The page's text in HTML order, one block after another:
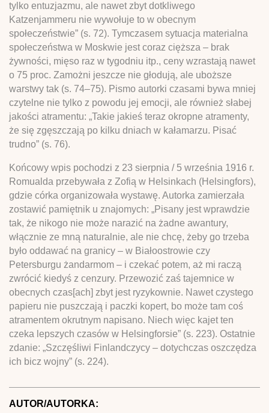
tylko entuzjazmu, ale nawet zbyt dotkliwego
Katzenjammeru nie wywołuje to w obecnym
społeczeństwie” (s. 72). Tymczasem sytuacja materialna
społeczeństwa w Moskwie jest coraz cięższa – brak
żywności, mięso raz w tygodniu itp., ceny wzrastają nawet
o 75 proc. Zamożni jeszcze nie głodują, ale uboższe
warstwy tak (s. 74–75). Pismo autorki czasami bywa mniej
czytelne nie tylko z powodu jej emocji, ale również słabej
jakości atramentu: „Takie jakieś teraz okropne atramenty,
że się zgęszczają po kilku dniach w kałamarzu. Pisać
trudno” (s. 76).
Końcowy wpis pochodzi z 23 sierpnia / 5 września 1916 r.
Romualda przebywała z Zofią w Helsinkach (Helsingfors),
gdzie córka organizowała wystawę. Autorka zamierzała
zostawić pamiętnik u znajomych: „Pisany jest wprawdzie
tak, że nikogo nie może narazić na żadne awantury,
włącznie ze mną naturalnie, ale nie chcę, żeby go trzeba
było oddawać na granicy – w Białoostrowie czy
Petersburgu żandarmom – i czekać potem, aż mi raczą
zwrócić kiedyś z cenzury. Przewozić zaś tajemnice w
obecnych czas[ach] zbyt jest ryzykownie. Nawet czystego
papieru nie puszczają i paczki kopert, bo może tam coś
atramentem okrutnym napisano. Niech więc kajet ten
czeka lepszych czasów w Helsingforsie” (s. 223). Ostatnie
zdanie: „Szczęśliwi Finlandczycy – dotychczas oszczędza
ich bicz wojny” (s. 224).
AUTOR/AUTORKA: